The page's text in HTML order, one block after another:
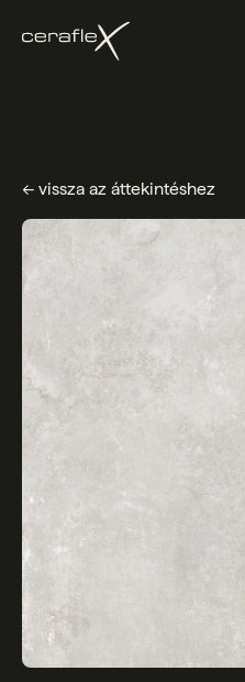
← vissza az áttekintéshez